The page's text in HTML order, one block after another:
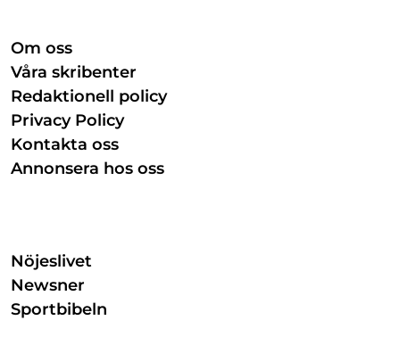
Om oss
Våra skribenter
Redaktionell policy
Privacy Policy
Kontakta oss
Annonsera hos oss
Nöjeslivet
Newsner
Sportbibeln